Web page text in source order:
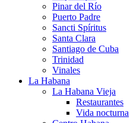
Pinar del Río
Puerto Padre
Sancti Spíritus
Santa Clara
Santiago de Cuba
Trinidad
Vinales
La Habana
La Habana Vieja
Restaurantes
Vida nocturna